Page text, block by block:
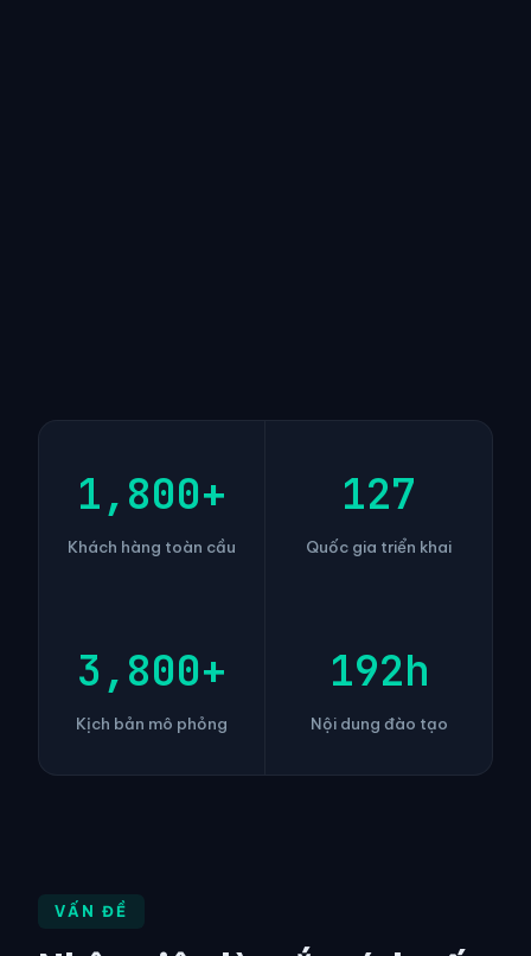
1,800+
Khách hàng toàn cầu
127
Quốc gia triển khai
3,800+
Kịch bản mô phỏng
192h
Nội dung đào tạo
VẤN ĐỀ